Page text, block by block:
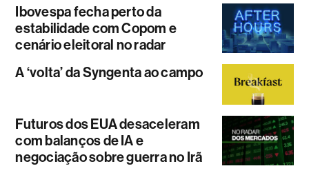
Ibovespa fecha perto da
estabilidade com Copom e
cenário eleitoral no radar
A ‘volta’ da Syngenta ao campo
Futuros dos EUA desaceleram
com balanços de IA e
negociação sobre guerra no Irã